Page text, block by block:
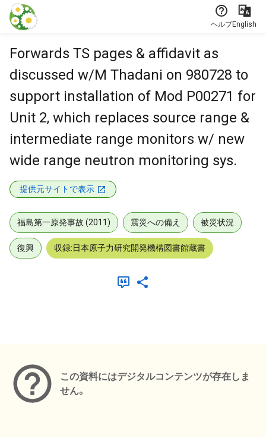
本文に飛ぶ
ヘルプEnglish
Forwards TS pages & affidavit as
discussed w/M Thadani on 980728 to
support installation of Mod P00271 for
Unit 2, which replaces source range &
intermediate range monitors w/ new
wide range neutron monitoring sys.
提供元サイトで表示
福島第一原発事故 (2011) 震災への備え 被災状況
復興 収録:日本原子力研究開発機構図書館蔵書
この資料にはデジタルコンテンツが存在しま
せん。